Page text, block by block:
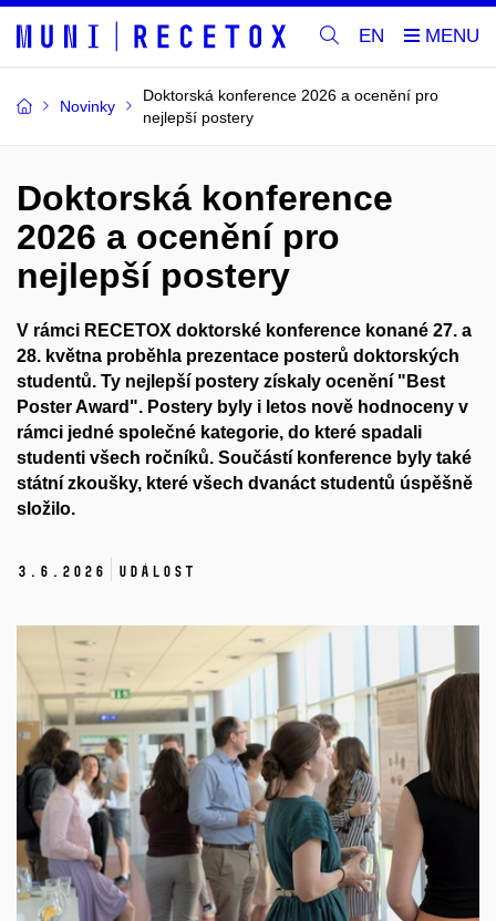
EN
Novinky
Doktorská konference 2026 a ocenění pro
nejlepší postery
Doktorská konference
2026 a ocenění pro
nejlepší postery
V rámci RECETOX doktorské konference konané 27. a
28. května proběhla prezentace posterů doktorských
studentů. Ty nejlepší postery získaly ocenění "Best
Poster Award". Postery byly i letos nově hodnoceny v
rámci jedné společné kategorie, do které spadali
studenti všech ročníků. Součástí konference byly také
státní zkoušky, které všech dvanáct studentů úspěšně
složilo.
3. 6. 2026 Událost